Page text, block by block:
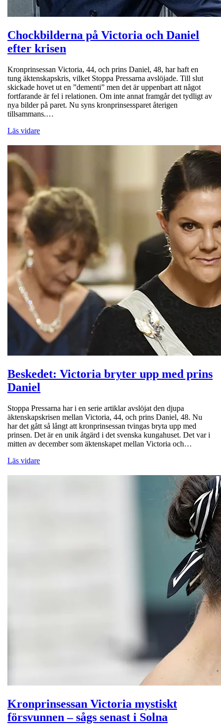
Chockbilderna på Victoria och Daniel
efter krisen
Kronprinsessan Victoria, 44, och prins Daniel, 48, har haft en
tung äktenskapskris, vilket Stoppa Pressarna avslöjade. Till slut
skickade hovet ut en ”dementi” men det är uppenbart att något
fortfarande är fel i relationen. Om inte annat framgår det tydligt av
nya bilder på paret. Nu syns kronprinsessparet återigen
tillsammans.…
Läs vidare
Beskedet: Victoria bryter upp med prins
Daniel
Stoppa Pressarna har i en serie artiklar avslöjat den djupa
äktenskapskrisen mellan Victoria, 44, och prins Daniel, 48. Nu
har det gått så långt att kronprinsessan tvingas bryta upp med
prinsen. Det är en unik åtgärd i det svenska kungahuset. Det var i
mitten av december som äktenskapet mellan Victoria och…
Läs vidare
Kronprinsessan Victoria mystiskt
försvunnen – sågs senast i Solna